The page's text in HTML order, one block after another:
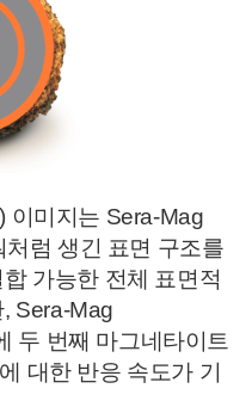
이미지는 Sera-Mag
럼 생긴 표면 구조를
가능한 전체 표면적
, Sera-Mag
두 번째 마그네타이트
대한 반응 속도가 기